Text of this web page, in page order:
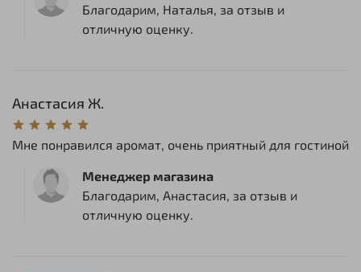
Благодарим, Наталья, за отзыв и
отличную оценку.
Анастасия Ж.
Мне понравился аромат, очень приятный для гостиной
Менеджер магазина
Благодарим, Анастасия, за отзыв и
отличную оценку.